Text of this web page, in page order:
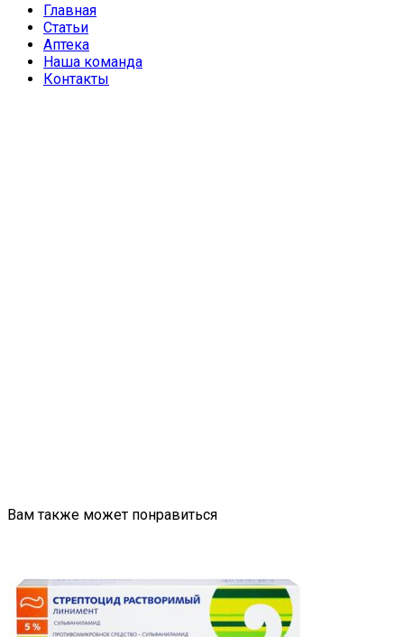
Главная
Статьи
Аптека
Наша команда
Контакты
Вам также может понравиться